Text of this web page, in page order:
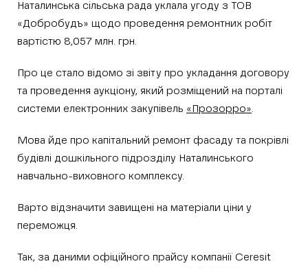
Наталинська сільська рада уклала угоду з ТОВ
«Добробудъ» щодо проведення ремонтних робіт
вартістю 8,057 млн. грн.
Про це стало відомо зі звіту про укладання договору
та проведення аукціону, який розміщений на порталі
системи електронних закупівель «Прозорро».
Мова йде про капітальний ремонт фасаду та покрівлі
будівлі дошкільного підрозділу Наталинського
навчально-виховного комплексу.
Варто відзначити завищені на матеріали ціни у
переможця.
Так, за даними офіційного прайсу компанії Сeresit